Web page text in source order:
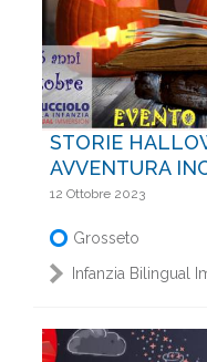
STORIE
AVVENTURA
12 Ottobre 2023
Grosseto
Infanzia Bilingual